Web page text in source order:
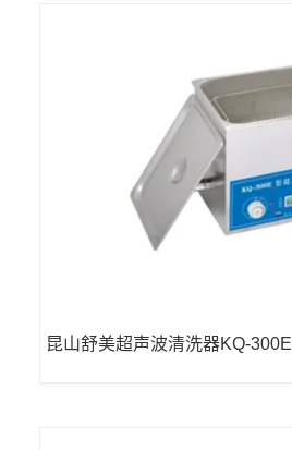
昆山舒美超声波清洗器KQ-300E